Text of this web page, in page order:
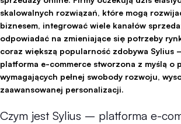
skalowalnych rozwiązań, które mogą
biznesem, integrować wiele kanałów
odpowiadać na zmieniające się potrzeby
coraz większą popularność zdobywa Sylius
platforma e-commerce stworzona z myślą o
wymagających pełnej swobody rozwoju,
zaawansowanej personalizacji.
Czym jest Sylius – platforma e-